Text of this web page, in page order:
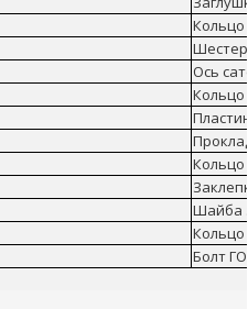
Кольцо
Ось
Кольцо
Шайба
Кольцо
Болт